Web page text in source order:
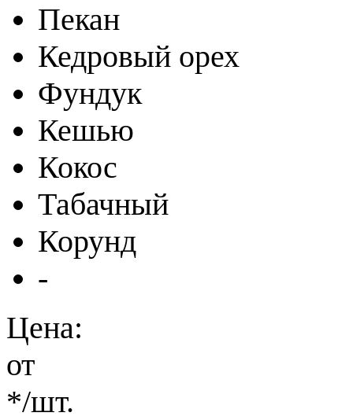
Пекан
Кедровый орех
Фундук
Кешью
Кокос
Табачный
Корунд
-
Цена:
от
*/шт.